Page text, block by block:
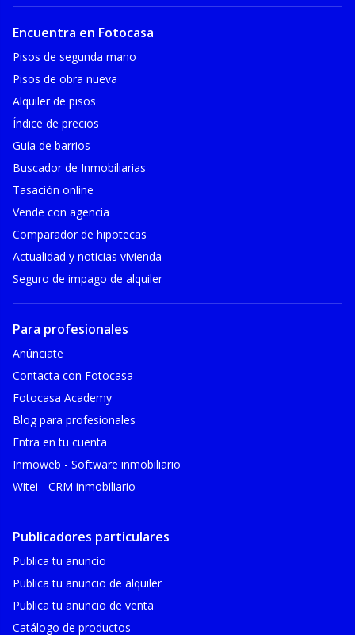
Encuentra en Fotocasa
Pisos de segunda mano
Pisos de obra nueva
Alquiler de pisos
Índice de precios
Guía de barrios
Buscador de Inmobiliarias
Tasación online
Vende con agencia
Comparador de hipotecas
Actualidad y noticias vivienda
Seguro de impago de alquiler
Para profesionales
Anúnciate
Contacta con Fotocasa
Fotocasa Academy
Blog para profesionales
Entra en tu cuenta
Inmoweb - Software inmobiliario
Witei - CRM inmobiliario
Publicadores particulares
Publica tu anuncio
Publica tu anuncio de alquiler
Publica tu anuncio de venta
Catálogo de productos